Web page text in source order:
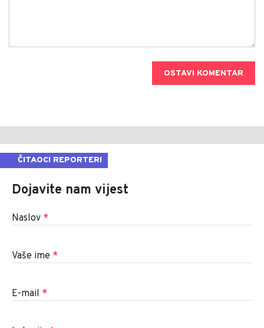
OSTAVI KOMENTAR
ČITAOCI REPORTERI
Dojavite nam vijest
Naslov *
Vaše ime *
E-mail *